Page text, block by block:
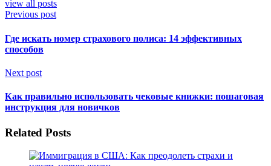
view all posts
Previous post
Где искать номер страхового полиса: 14 эффективных
способов
Next post
Как правильно использовать чековые книжки: пошаговая
инструкция для новичков
Related Posts